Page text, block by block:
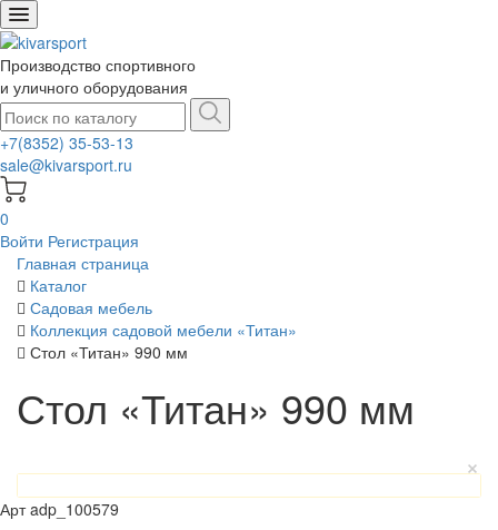
Производство спортивного
и уличного оборудования
+7(8352) 35-53-13
sale@kivarsport.ru
0
Войти Регистрация
Главная страница
Каталог
Садовая мебель
Коллекция садовой мебели «Титан»
Стол «Титан» 990 мм
Стол «Титан» 990 мм
Артadp_100579